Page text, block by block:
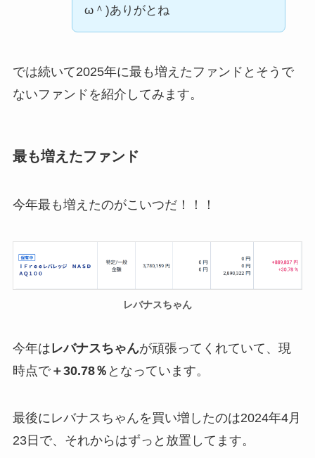
ω＾)ありがとね
では続いて2025年に最も増えたファンドとそうで
ないファンドを紹介してみます。
最も増えたファンド
今年最も増えたのがこいつだ！！！
レバナスちゃん
今年はレバナスちゃんが頑張ってくれていて、現
時点で＋30.78％ となっています。
最後にレバナスちゃんを買い増したのは2024年4月
23日で、それからはずっと放置してます。